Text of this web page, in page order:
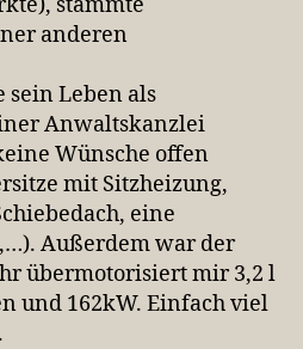
anderen
sein Leben als
Anwaltskanzlei
Wünsche offen
mit Sitzheizung,
eine
,…). Außerdem war der
übermotorisiert mir 3,2 l
und 162kW. Einfach viel